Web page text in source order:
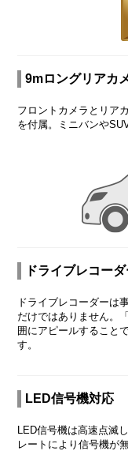
9mロングリアカ
フロントカメラとリア
を付属。ミニバンや
ドライブレコー
ドライブレコーダーは
だけではありません。
囲にアピールすること
す。
LED信号機対応
LED信号機は高速点滅
レートにより信号機が